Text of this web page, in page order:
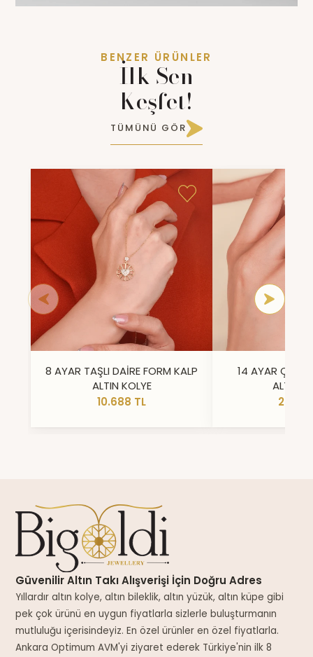
BENZER ÜRÜNLER
İlk Sen
Keşfet!
TÜMÜNÜ GÖR
8 AYAR TAŞLI DAİRE FORM KALP
ALTIN KOLYE
10.688 TL
14 AYAR ÇİFT
ALTIN
Güvenilir Altın Takı Alışverişi İçin Doğru Adres
Yıllardır altın kolye, altın bileklik, altın yüzük, altın küpe gibi
pek çok ürünü en uygun fiyatlarla sizlerle buluşturmanın
mutluluğu içerisindeyiz. En özel ürünler en özel fiyatlarla.
Ankara Optimum AVM'yi ziyaret ederek Türkiye'nin ilk 8